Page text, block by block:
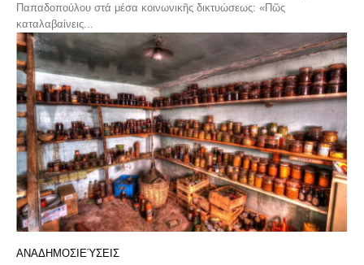
Παπαδοπούλου στά μέσα κοινωνικῆς δικτυώσεως: «Πῶς
καταλαβαίνεις...
ΑΝΑΔΗΜΟΣΙΕΎΣΕΙΣ